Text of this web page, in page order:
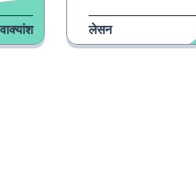
लेसन